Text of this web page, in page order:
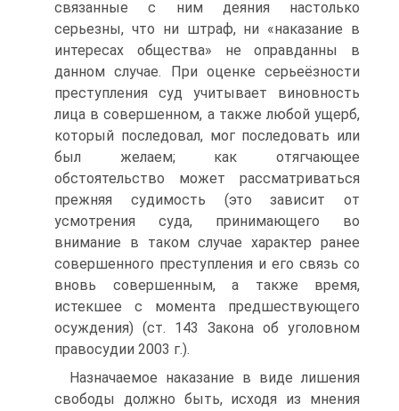
связанные с ним деяния настолько
серьезны, что ни штраф, ни «наказание в
интересах общества» не оправданны в
данном случае. При оценке серьеёзности
преступления суд учитывает виновность
лица в совершенном, а также любой ущерб,
который последовал, мог последовать или
был желаем; как отягчающее
обстоятельство может рассматриваться
прежняя судимость (это зависит от
усмотрения суда, принимающего во
внимание в таком случае характер ранее
совершенного преступления и его связь со
вновь совершенным, а также время,
истекшее с момента предшествующего
осуждения) (ст. 143 Закона об уголовном
правосудии 2003 г.).
Назначаемое наказание в виде лишения
свободы должно быть, исходя из мнения